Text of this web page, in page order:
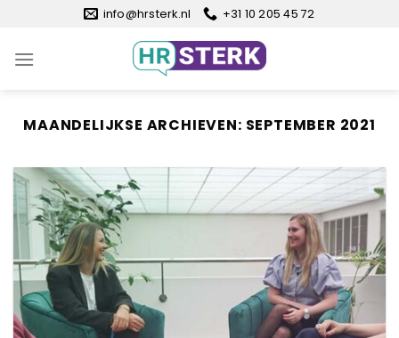
inhoud
info@hrsterk.nl +31 10 205 45 72
MAANDELIJKSE ARCHIEVEN: SEPTEMBER 2021